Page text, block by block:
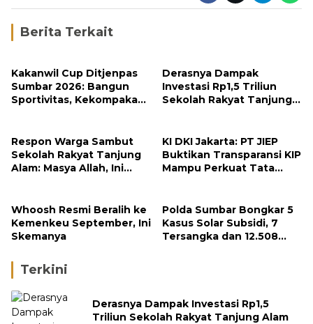
Berita Terkait
Kakanwil Cup Ditjenpas
Sumbar 2026: Bangun
Sportivitas, Kekompakan
Derasnya Dampak
Investasi Rp1,5 Triliun
Sekolah Rakyat Tanjung
Respon Warga Sambut
Sekolah Rakyat Tanjung
Alam: Masya Allah, Ini
KI DKI Jakarta: PT JIEP
Buktikan Transparansi KIP
Mampu Perkuat Tata
Whoosh Resmi Beralih ke
Kemenkeu September, Ini
Skemanya
Polda Sumbar Bongkar 5
Kasus Solar Subsidi, 7
Tersangka dan 12.508
Terkini
Derasnya Dampak Investasi Rp1,5
Triliun Sekolah Rakyat Tanjung Alam